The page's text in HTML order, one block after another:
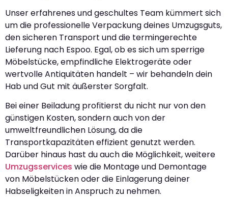
Unser erfahrenes und geschultes Team kümmert sich
um die professionelle Verpackung deines Umzugsguts,
den sicheren Transport und die termingerechte
Lieferung nach Espoo. Egal, ob es sich um sperrige
Möbelstücke, empfindliche Elektrogeräte oder
wertvolle Antiquitäten handelt – wir behandeln dein
Hab und Gut mit äußerster Sorgfalt.
Bei einer Beiladung profitierst du nicht nur von den
günstigen Kosten, sondern auch von der
umweltfreundlichen Lösung, da die
Transportkapazitäten effizient genutzt werden.
Darüber hinaus hast du auch die Möglichkeit, weitere
Umzugsservices wie die Montage und Demontage
von Möbelstücken oder die Einlagerung deiner
Habseligkeiten in Anspruch zu nehmen.